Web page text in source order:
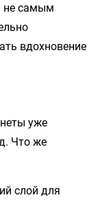
не самым
вдохновение
уже
Что же
слой для